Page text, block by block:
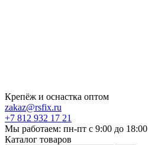
Крепёж и оснастка оптом
zakaz@rsfix.ru
+7 812 932 17 21
Мы работаем: пн-пт c 9:00 до 18:00
Каталог товаров